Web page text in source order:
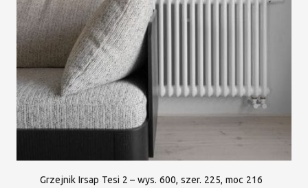
Grzejnik Irsap Tesi 2 – wys. 600, szer. 225, moc 216